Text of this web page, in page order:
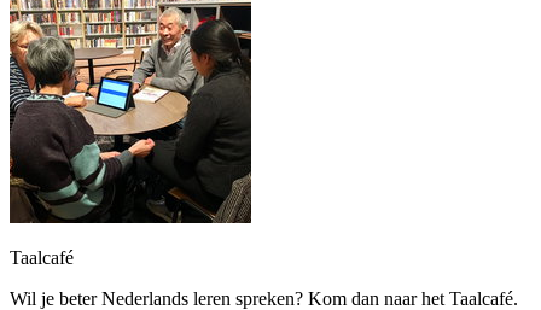
Taalcafé
Wil je beter Nederlands leren spreken? Kom dan naar het Taalcafé.